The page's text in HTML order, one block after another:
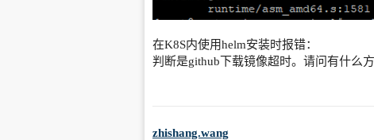
在K8S内使用helm安装时报错：
判断是github下载镜像超时。请问有什么
zhishang.wang